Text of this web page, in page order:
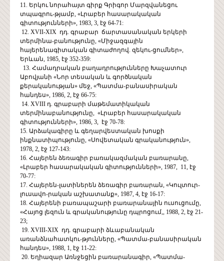
11. Երկու նորահայտ գիրք Գրիգոր Մարզվանեցու
տպագրու-թյամբ, «Լրաբեր հասարակական
գիտությունների», 1983, 3, էջ 64-71:
12. XVII-XIX դդ. գրաբար ճարտասանական երկերի
տերմինա-բանությունը, «Միջազգային
հայերենագիտական գիտաժողով. զեկու-ցումներ»,
Երևան, 1985, էջ 352-359:
13. Համադրական բաղադրությունները Խաչատուր
Աբովյանի «Նոր տեսական և գործնական
քերականության» մեջ, «Պատմա-բանասիրական
հանդես», 1986, 2, էջ 66-75:
14. XVIII դ. գրաբարի մաթեմատիկական
տերմինաբանությունը, «Լրաբեր հասարակական
գիտությունների», 1986, 3, էջ 70-78:
15. Արձակագիրը և գեղարվեստական խոսքի
ինքնատիպությունը, «Սովետական գրականություն»,
1978, 2, էջ 127-143:
16. Հայերեն ձեռագիր բառակազմական բառարանը,
«Լրաբեր հասարակական գիտությունների», 1987, 11, էջ
70-77:
17. Հայերեն-լատիներեն ձեռագիր բառարան, «Կուլտուր-
լուսավո-րական աշխատանք», 1987, 4, էջ 16-17:
18. Հայերենի բառապաշարի բառարանային ուսուցումը,
«Հայոց լեզուն և գրականությունը դպրոցում,, 1988, 2, էջ 21-
23;
19. XVIII-XIX դդ. գրաբարի ձևաբանական
առանձնահատկու-թյունները, «Պատմա-բանասիրական
հանդես», 1988, 1, էջ 11-22:
20. Եղիազար Առնջեցին բառարանագիր, «Պատմա-